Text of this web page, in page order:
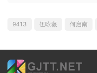
9413 伍咏薇 何启南